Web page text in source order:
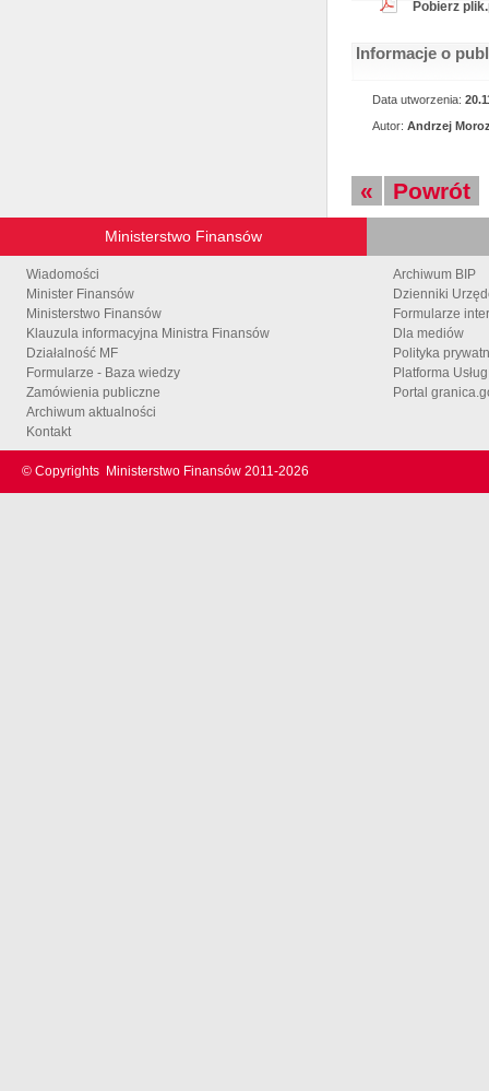
Pobierz
Informacje o
Data utworzenia:
Autor: Andrzej
« Powrót
Ministerstwo Finansów
Wiadomości
Minister Finansów
Ministerstwo Finansów
Klauzula informacyjna Ministra Finansów
Działalność MF
Formularze - Baza wiedzy
Zamówienia publiczne
Archiwum aktualności
Kontakt
Archiwum BIP
Dzienniki
Formularze
Dla mediów
Polityka
Platforma
Portal
© Copyrights Ministerstwo Finansów 2011-2026